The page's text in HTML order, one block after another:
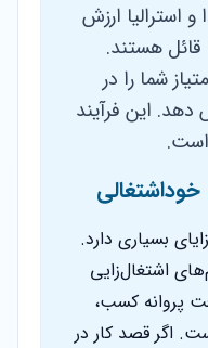
و استرالیا ارزش
هستند.
شما را در
این فرآیند
است.
بسیاری دارد.
اشتغال‌زایی
پروانه کسب،
اگر قصد کار در